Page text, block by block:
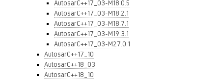
AutosarC++17_03-M18.0.5
AutosarC++17_03-M18.2.1
AutosarC++17_03-M18.7.1
AutosarC++17_03-M19.3.1
AutosarC++17_03-M27.0.1
AutosarC++17_10
AutosarC++18_03
AutosarC++18_10